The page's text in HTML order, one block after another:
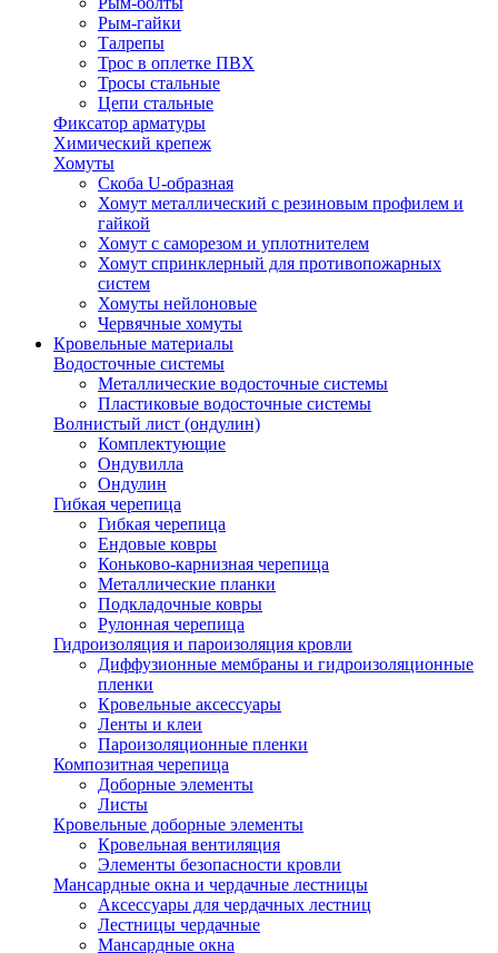
Рым-гайки
Талрепы
Трос в оплетке ПВХ
Тросы стальные
Цепи стальные
Фиксатор арматуры
Химический крепеж
Хомуты
Скоба U-образная
Хомут металлический с резиновым профилем и
гайкой
Хомут с саморезом и уплотнителем
Хомут спринклерный для противопожарных
систем
Хомуты нейлоновые
Червячные хомуты
Кровельные материалы
Водосточные системы
Металлические водосточные системы
Пластиковые водосточные системы
Волнистый лист (ондулин)
Комплектующие
Ондувилла
Ондулин
Гибкая черепица
Гибкая черепица
Ендовые ковры
Коньково-карнизная черепица
Металлические планки
Подкладочные ковры
Рулонная черепица
Гидроизоляция и пароизоляция кровли
Диффузионные мембраны и гидроизоляционные
пленки
Кровельные аксессуары
Ленты и клеи
Пароизоляционные пленки
Композитная черепица
Доборные элементы
Листы
Кровельные доборные элементы
Кровельная вентиляция
Элементы безопасности кровли
Мансардные окна и чердачные лестницы
Аксессуары для чердачных лестниц
Лестницы чердачные
Мансардные окна